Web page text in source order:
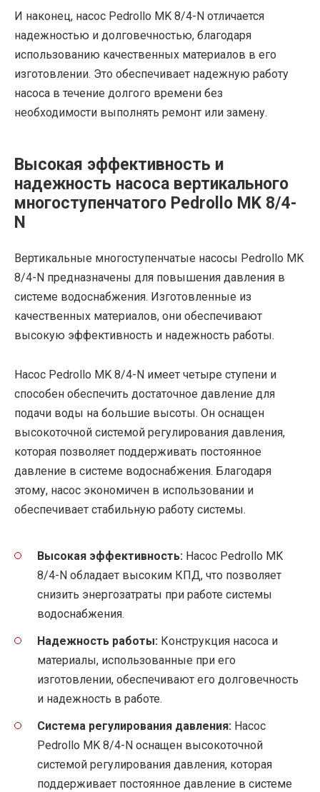
И наконец, насос Pedrollo MK 8/4-N отличается
надежностью и долговечностью, благодаря
использованию качественных материалов в его
изготовлении. Это обеспечивает надежную работу
насоса в течение долгого времени без
необходимости выполнять ремонт или замену.
Высокая эффективность и
надежность насоса вертикального
многоступенчатого Pedrollo MK 8/4-
N
Вертикальные многоступенчатые насосы Pedrollo MK
8/4-N предназначены для повышения давления в
системе водоснабжения. Изготовленные из
качественных материалов, они обеспечивают
высокую эффективность и надежность работы.
Насос Pedrollo MK 8/4-N имеет четыре ступени и
способен обеспечить достаточное давление для
подачи воды на большие высоты. Он оснащен
высокоточной системой регулирования давления,
которая позволяет поддерживать постоянное
давление в системе водоснабжения. Благодаря
этому, насос экономичен в использовании и
обеспечивает стабильную работу системы.
Высокая эффективность: Насос Pedrollo MK
8/4-N обладает высоким КПД, что позволяет
снизить энергозатраты при работе системы
водоснабжения.
Надежность работы: Конструкция насоса и
материалы, использованные при его
изготовлении, обеспечивают его долговечность
и надежность в работе.
Система регулирования давления: Насос
Pedrollo MK 8/4-N оснащен высокоточной
системой регулирования давления, которая
поддерживает постоянное давление в системе